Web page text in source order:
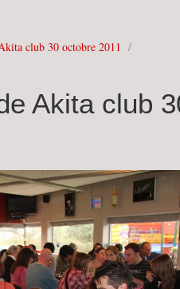
club 30 octobre 2011 /
Akita club